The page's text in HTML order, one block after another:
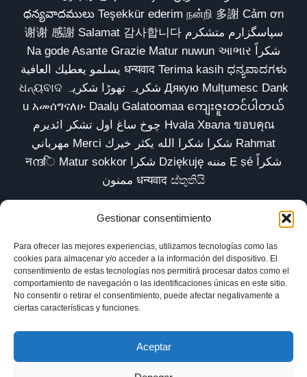
Gestionar consentimiento
Para ofrecer las mejores experiencias, utilizamos tecnologías como las
cookies para almacenar y/o acceder a la información del dispositivo. El
consentimiento de estas tecnologías nos permitirá procesar datos como el
comportamiento de navegación o las identificaciones únicas en este sitio.
No consentir o retirar el consentimiento, puede afectar negativamente a
ciertas características y funciones.
Aceptar
ధన్యవాదములు Teşekkür ederim நன்றி 多謝 Cảm ơn
谢谢 感謝 Salamat 감사합니다 سپاسگزارم متشکرم
Na gode Asante Grazie Matur nuwun આભાર شكراً
يسلمو يعطيك العافية धन्यवाद Terima kasih ಧನ್ಯವಾದಗಳು
ଧନ୍ୟବାଦ شکریہ تھوڑا شکریہ Дякую Mulțumesc Dank
u አመሰግናለሁ Daalụ Galatoomaa ကျေးဇူးတင်ပါတယ်
چوخ ساغ اول تشکر ائدیرم Hvala Хвала ขอบคุณ
مهرباني Merci شكرا شكرا الله يكثر خيرك Rahmat
नന്ദि Matur sokkor شكرا Dziękuję مننه Ẹ ṣé شكراً
ممنون धन्यवाद ස්තුතියි
Inicio Biblioteca Parábolas TV
Comunidad
Esencia
Blog
Política de privacidad
Aviso legal
Política de cookies (UE)